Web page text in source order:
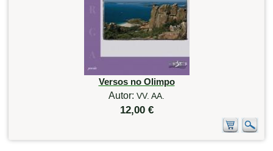
Versos no Olimpo
Autor: VV. AA.
12,00 €